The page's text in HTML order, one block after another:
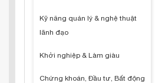
Kỹ năng quản lý & nghệ thuật
lãnh đạo
Khởi nghiệp & Làm giàu
Chứng khoán, Đầu tư, Bất động